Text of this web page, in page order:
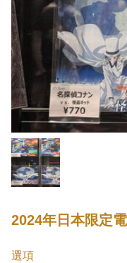
2024年日本限定
選項